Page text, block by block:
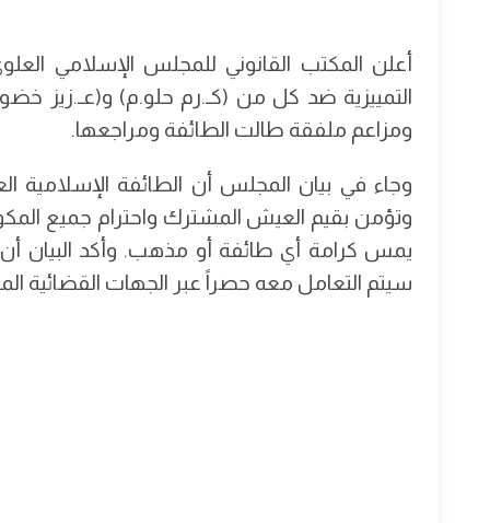
أعلن المكتب القانوني للمجلس الإسلامي
التمييزية ضد كل من (كـ.رم حلو.م) و(عـ.زيز
ومزاعم ملفقة طالت الطائفة ومراجعها.
وجاء في بيان المجلس أن الطائفة الإسلامية
وتؤمن بقيم العيش المشترك واحترام جميع
يمس كرامة أي طائفة أو مذهب. وأكد البيان أن
سيتم التعامل معه حصراً عبر الجهات القضائية